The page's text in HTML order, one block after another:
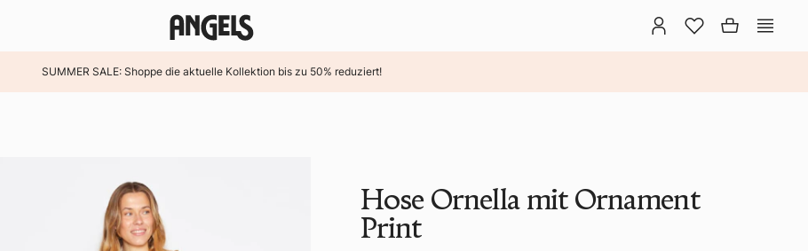
SUMMER SALE: Shoppe die aktuelle Kollektion bis zu 50% reduziert!
Hose Ornella mit Ornament
Print